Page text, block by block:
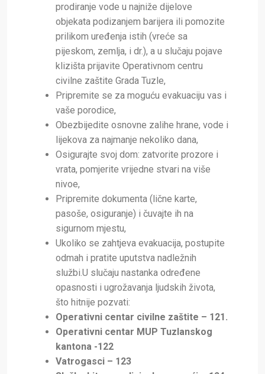
prodiranje vode u najniže dijelove
objekata podizanjem barijera ili pomozite
prilikom uređenja istih (vreće sa
pijeskom, zemlja, i dr.), a u slučaju pojave
klizišta prijavite Operativnom centru
civilne zaštite Grada Tuzle,
Pripremite se za moguću evakuaciju vas i
vaše porodice,
Obezbijedite osnovne zalihe hrane, vode i
lijekova za najmanje nekoliko dana,
Osigurajte svoj dom: zatvorite prozore i
vrata, pomjerite vrijedne stvari na više
nivoe,
Pripremite dokumenta (lične karte,
pasoše, osiguranje) i čuvajte ih na
sigurnom mjestu,
Ukoliko se zahtjeva evakuacija, postupite
odmah i pratite uputstva nadležnih
službi.U slučaju nastanka određene
opasnosti i ugrožavanja ljudskih života,
što hitnije pozvati:
Operativni centar civilne zaštite – 121.
Operativni centar MUP Tuzlanskog
kantona -122
Vatrogasci – 123